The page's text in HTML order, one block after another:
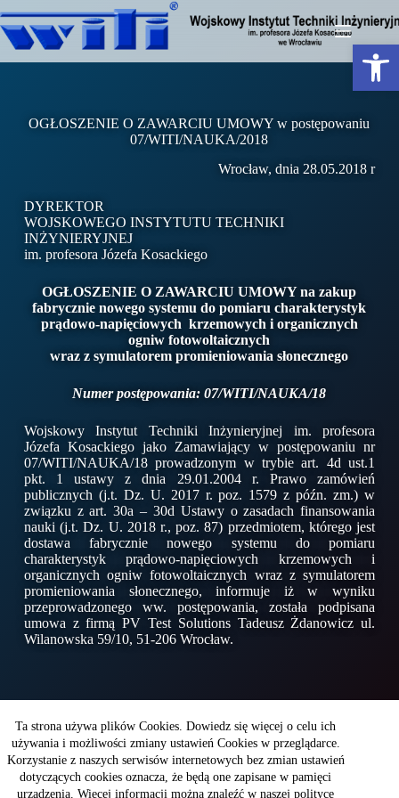
Otwórz pasek narzędzi
Ta strona używa plików Cookies. Dowiedz się więcej o celu ich
używania i możliwości zmiany ustawień Cookies w przeglądarce.
Korzystanie z naszych serwisów internetowych bez zmian ustawień
dotyczących cookies oznacza, że będą one zapisane w pamięci
urządzenia. Więcej informacji można znaleźć w naszej polityce
OGŁOSZENIE O ZAWARCIU UMOWY w postępowaniu
07/WITI/NAUKA/2018
Wrocław, dnia 28.05.2018 r
DYREKTOR
WOJSKOWEGO INSTYTUTU TECHNIKI
INŻYNIERYJNEJ
im. profesora Józefa Kosackiego
OGŁOSZENIE O ZAWARCIU UMOWY na zakup
fabrycznie nowego systemu do pomiaru charakterystyk
prądowo-napięciowych krzemowych i organicznych
ogniw fotowoltaicznych
wraz z symulatorem promieniowania słonecznego
Numer postępowania: 07/WITI/NAUKA/18
Wojskowy Instytut Techniki Inżynieryjnej im. profesora
Józefa Kosackiego jako Zamawiający w postępowaniu nr
07/WITI/NAUKA/18 prowadzonym w trybie art. 4d ust.1
pkt. 1 ustawy z dnia 29.01.2004 r. Prawo zamówień
publicznych (j.t. Dz. U. 2017 r. poz. 1579 z późn. zm.) w
związku z art. 30a – 30d Ustawy o zasadach finansowania
nauki (j.t. Dz. U. 2018 r., poz. 87) przedmiotem, którego jest
dostawa fabrycznie nowego systemu do pomiaru
charakterystyk prądowo-napięciowych krzemowych i
organicznych ogniw fotowoltaicznych wraz z symulatorem
promieniowania słonecznego, informuje iż w wyniku
przeprowadzonego ww. postępowania, została podpisana
umowa z firmą PV Test Solutions Tadeusz Żdanowicz ul.
Wilanowska 59/10, 51-206 Wrocław.
Wojskowy Instytut Techniki Inżynieryjnej
im. profesora Józefa Kosackiego
ul. Obornicka 136
50-961Wrocław